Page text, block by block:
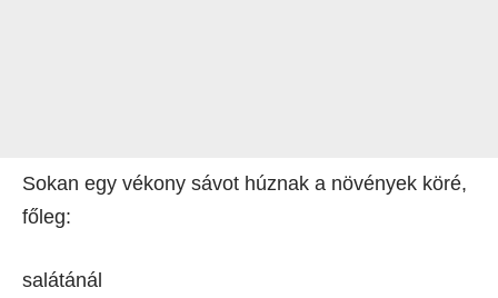
Sokan egy vékony sávot húznak a növények köré,
főleg:
salátánál